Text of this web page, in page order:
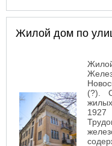
Жилой дом по
(?).